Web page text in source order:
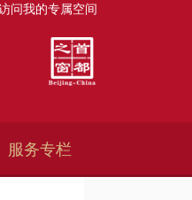
问我的专属空间
服务专栏